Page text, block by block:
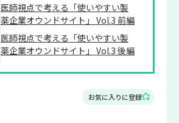
医師視点で考える「使いやすい製
薬企業オウンドサイト」 Vol.3 前編
医師視点で考える「使いやすい製
薬企業オウンドサイト」 Vol.3 後編
お気に入りに登録